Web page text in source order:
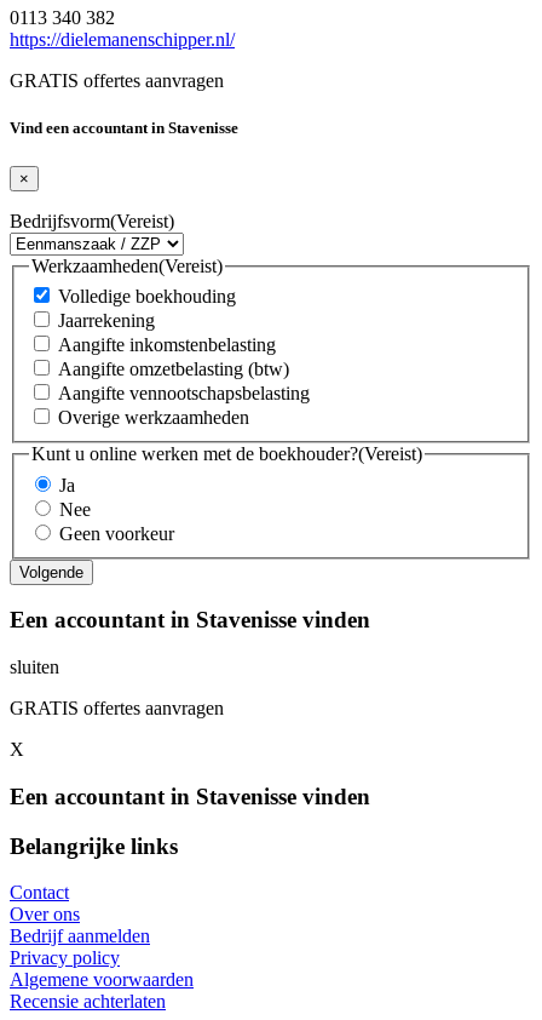
0113 340 382
https://dielemanenschipper.nl/
GRATIS offertes aanvragen
Vind een accountant in Stavenisse
×
Bedrijfsvorm(Vereist)
Werkzaamheden(Vereist)
Volledige boekhouding
Jaarrekening
Aangifte inkomstenbelasting
Aangifte omzetbelasting (btw)
Aangifte vennootschapsbelasting
Overige werkzaamheden
Kunt u online werken met de boekhouder?(Vereist)
Ja
Nee
Geen voorkeur
Een accountant in Stavenisse vinden
sluiten
GRATIS offertes aanvragen
X
Een accountant in Stavenisse vinden
Belangrijke links
Contact
Over ons
Bedrijf aanmelden
Privacy policy
Algemene voorwaarden
Recensie achterlaten